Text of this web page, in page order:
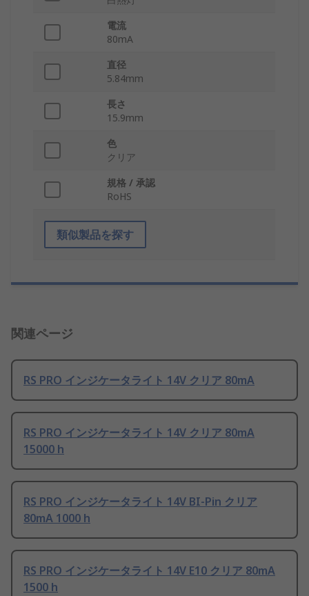
電流
80mA
直径
5.84mm
長さ
15.9mm
色
クリア
規格 / 承認
RoHS
類似製品を探す
関連ページ
RS PRO インジケータライト 14V クリア 80mA
RS PRO インジケータライト 14V クリア 80mA
15000 h
RS PRO インジケータライト 14V BI-Pin クリア
80mA 1000 h
RS PRO インジケータライト 14V E10 クリア 80mA
1500 h